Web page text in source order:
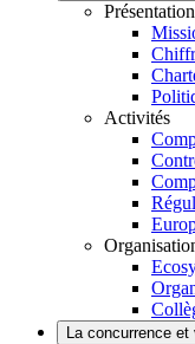
Présentation
Activités
La concurrence et